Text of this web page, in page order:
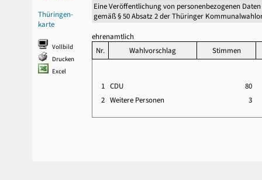
Thüringen-
karte
Vollbild
Drucken
Excel
Eine Veröffentlichung von personenbezogenen
gemäß § 50 Absatz 2 der Thüringer
ehrenamtlich
Nr.
Wahlvorschlag Stimmen
1 CDU
80
2 Weitere Personen 3